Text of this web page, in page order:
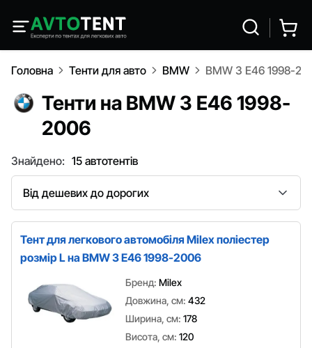
Головна Тенти для авто BMW BMW 3 E46 1998-
Тенти на BMW 3 E46 1998-
2006
Знайдено: 15 автотентів
Сортування
Тент для легкового автомобіля Milex поліестер
розмір L на BMW 3 E46 1998-2006
Бренд: Milex
Довжина, см: 432
Ширина, см: 178
Висота, см: 120